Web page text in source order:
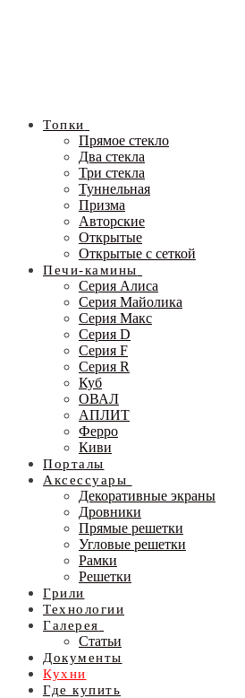
Топки
Прямое стекло
Два стекла
Три стекла
Туннельная
Призма
Авторские
Открытые
Открытые с сеткой
Печи-камины
Серия Алиса
Серия Майолика
Серия Макс
Серия D
Серия F
Серия R
Куб
ОВАЛ
АПЛИТ
Ферро
Киви
Порталы
Аксессуары
Декоративные экраны
Дровники
Прямые решетки
Угловые решетки
Рамки
Решетки
Грили
Технологии
Галерея
Статьи
Документы
Кухни
Где купить